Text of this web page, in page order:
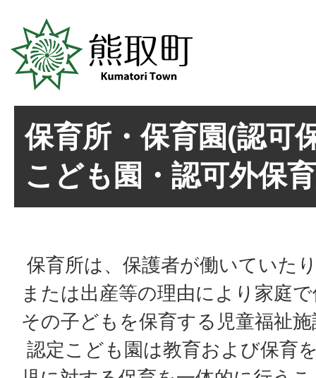
保育所・保育園(認可
こども園・認可外保
保育所は、保護者が働いていた
または出産等の理由により家庭
その子どもを保育する児童福祉
認定こども園は教育および保育